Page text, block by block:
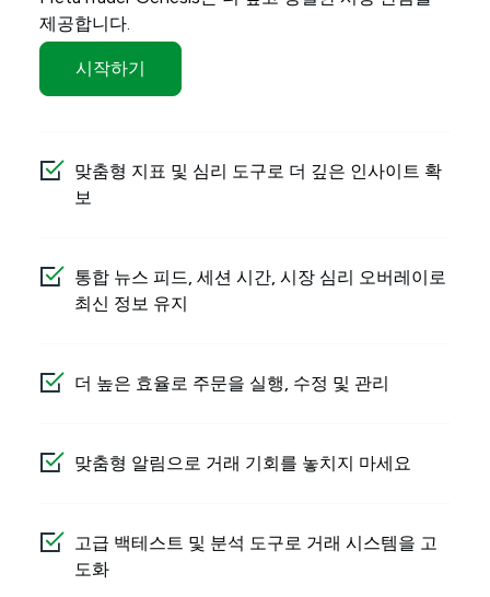
제공합니다.
시작하기
맞춤형 지표 및 심리 도구로 더 깊은 인사이트 확
보
통합 뉴스 피드, 세션 시간, 시장 심리 오버레이로
최신 정보 유지
더 높은 효율로 주문을 실행, 수정 및 관리
맞춤형 알림으로 거래 기회를 놓치지 마세요
고급 백테스트 및 분석 도구로 거래 시스템을 고
도화